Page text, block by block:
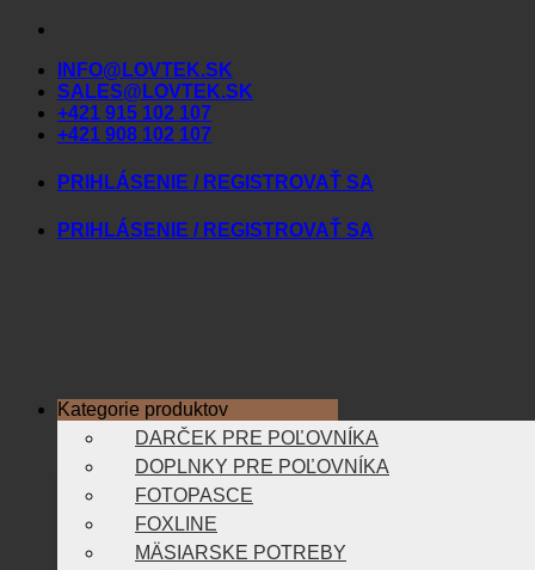
Skip
contentINFO@LOVTEK.SK
SALES@LOVTEK.SK
+421 915 102 107
+421 908 102 107
PRIHLÁSENIE / REGISTROVAŤ SA
PRIHLÁSENIE / REGISTROVAŤ SA
Kategorie produktov
DARČEK PRE POĽOVNÍKA
DOPLNKY PRE POĽOVNÍKA
FOTOPASCE
FOXLINE
MÄSIARSKE POTREBY